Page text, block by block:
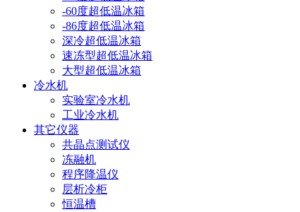
-60度超低温冰箱
-86度超低温冰箱
深冷超低温冰箱
速冻型超低温冰箱
大型超低温冰箱
冷水机
实验室冷水机
工业冷水机
其它仪器
共晶点测试仪
冻融机
程序降温仪
层析冷柜
恒温槽